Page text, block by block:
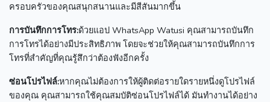
ครอบครัวของคุณสนุกสนานและมีสีสันมากขึ้น
การบันทึกการโทร:ด้วยแอป WhatsApp Watusi คุณสามารถบันทึก
การโทรได้อย่างมีประสิทธิภาพ โดยจะช่วยให้คุณสามารถบันทึกการ
โทรที่สำคัญที่คุณรู้สึกว่าต้องฟังอีกครั้ง
ซ่อนโปรไฟล์:หากคุณไม่ต้องการให้ผู้ติดต่อรายใดรายหนึ่งดูโปรไฟล์
ของคุณ คุณสามารถใช้คุณสมบัติซ่อนโปรไฟล์ได้ มันทำงานได้อย่าง